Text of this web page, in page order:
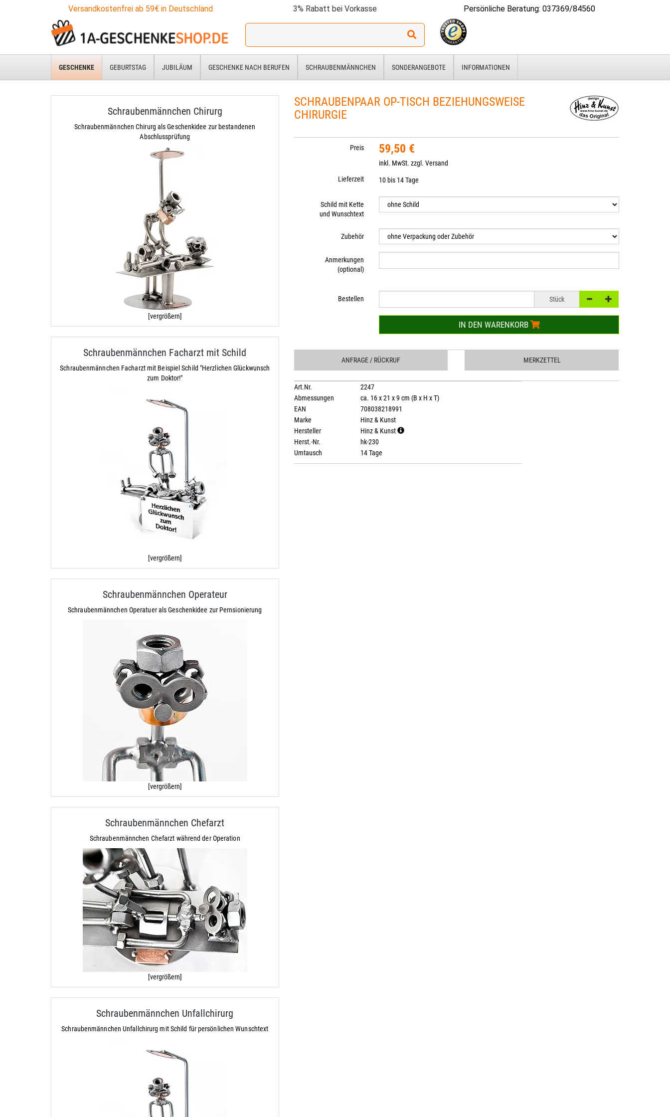
Versandkostenfrei ab 59€ in Deutschland 3% Rabatt bei Vorkasse Persönliche Beratung: 037369/84560
Ich
für:
GESCHENKE GEBURTSTAG JUBILÄUM GESCHENKE NACH BERUFEN SCHRAUBENMÄNNCHEN SONDERANGEBOTE INFORMATIONEN
Schraubenmännchen Chirurg
Schraubenmännchen Chirurg als Geschenkidee zur bestandenen
Abschlussprüfung
[vergrößern]
Schraubenmännchen Facharzt mit Schild
Schraubenmännchen Facharzt mit Beispiel Schild "Herzlichen Glückwunsch
zum Doktor!"
[vergrößern]
Schraubenmännchen Operateur
Schraubenmännchen Operatuer als Geschenkidee zur Pernsionierung
[vergrößern]
Schraubenmännchen Chefarzt
Schraubenmännchen Chefarzt während der Operation
[vergrößern]
Schraubenmännchen Unfallchirurg
Schraubenmännchen Unfallchirurg mit Schild für persönlichen Wunschtext
SCHRAUBENPAAR OP-TISCH BEZIEHUNGSWEISE
CHIRURGIE
Preis 59,50 €
inkl. MwSt. zzgl.Versand
Lieferzeit
10 bis 14 Tage
Schild mit Kette
und Wunschtext
Zubehör
Anmerkungen
(optional)
Bestellen Stück
IN DEN WARENKORB
ANFRAGE / RÜCKRUF MERKZETTEL
Art.Nr.
2247
Abmessungen
ca. 16 x 21 x 9 cm (B x H x T)
EAN
708038218991
Marke
Hinz & Kunst
Hersteller
Hinz & Kunst
Herst.-Nr.
hk-230
Umtausch
14 Tage